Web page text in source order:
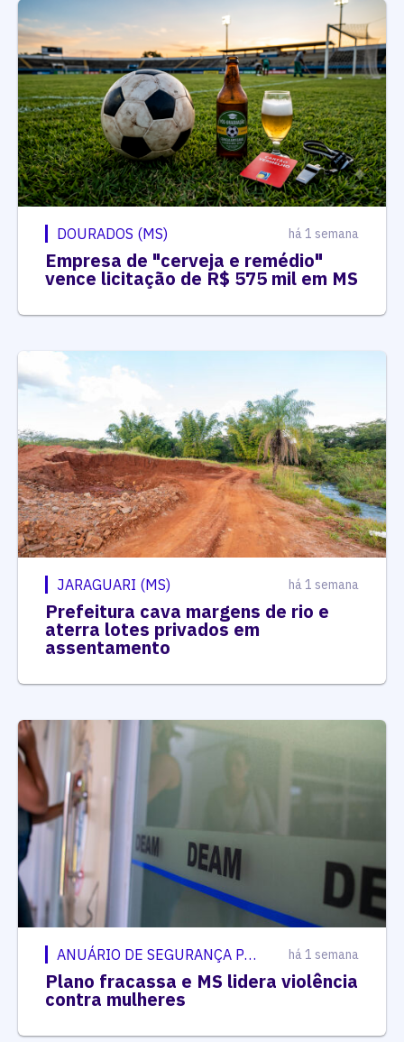
DOURADOS (MS) há 1 semana
Empresa de "cerveja e remédio"
vence licitação de R$ 575 mil em MS
JARAGUARI (MS) há 1 semana
Prefeitura cava margens de rio e
aterra lotes privados em
assentamento
ANUÁRIO DE SEGURANÇA PÚBLICA há 1 semana
Plano fracassa e MS lidera violência
contra mulheres